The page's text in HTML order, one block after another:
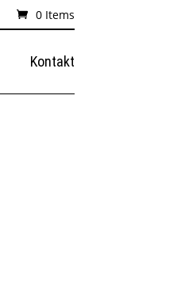
0 Items
Kontakt